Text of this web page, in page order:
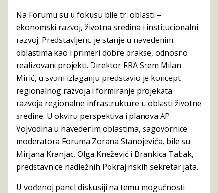
Na Forumu su u fokusu bile tri oblasti –
ekonomski razvoj, životna sredina i institucionalni
razvoj. Predstavljeno je stanje u navedenim
oblastima kao i primeri dobre prakse, odnosno
realizovani projekti. Direktor RRA Srem Milan
Mirić, u svom izlaganju predstavio je koncept
regionalnog razvoja i formiranje projekata
razvoja regionalne infrastrukture u oblasti životne
sredine. U okviru perspektiva i planova AP
Vojvodina u navedenim oblastima, sagovornice
moderatora Foruma Zorana Stanojevića, bile su
Mirjana Kranjac, Olga Knežević i Brankica Tabak,
predstavnice nadležnih Pokrajinskih sekretarijata.
U vođenoj panel diskusiji na temu mogućnosti